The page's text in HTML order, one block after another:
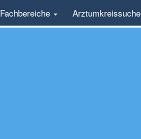
Fachbereiche Arztumkreissuche